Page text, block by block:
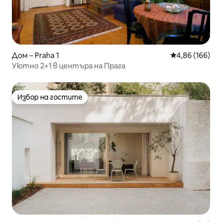
Дом – Praha 1 Средна
4,86 (166)
Уютно 2+1 в центъра на Прага
Избор на гостите
Избор на гостите